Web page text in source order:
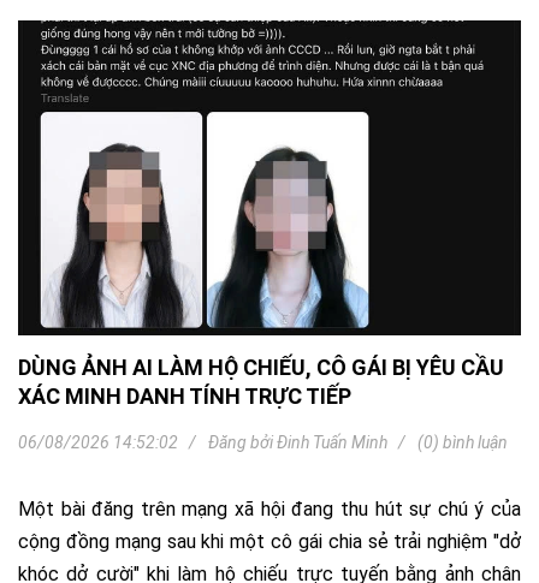
DÙNG ẢNH AI LÀM HỘ CHIẾU, CÔ GÁI BỊ YÊU CẦU
XÁC MINH DANH TÍNH TRỰC TIẾP
06/08/2026 14:52:02 Đăng bởiĐinh Tuấn Minh (0) bình luận
Một bài đăng trên mạng xã hội đang thu hút sự chú ý của
cộng đồng mạng sau khi một cô gái chia sẻ trải nghiệm "dở
khóc dở cười" khi làm hộ chiếu trực tuyến bằng ảnh chân